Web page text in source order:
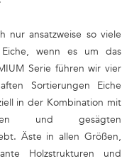
nur ansatzweise so viele
wenn es um das
Serie führen wir vier
Sortierungen Eiche
in der Kombination mit
und gesägten
Äste in allen Größen,
Holzstrukturen und